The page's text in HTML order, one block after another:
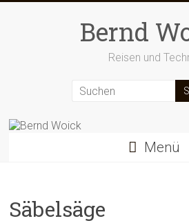
Bernd
Reisen und
Menü
Säbelsäge